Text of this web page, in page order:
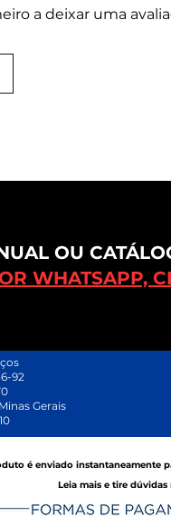
a deixar uma
OU
WHATSAPP,
92
Gerais
é enviado instantaneamente
Leia mais e tire